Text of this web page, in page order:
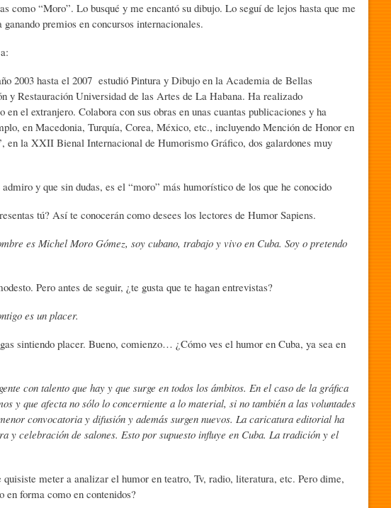
como “Moro”. Lo busqué y me encantó su dibujo. Lo seguí de lejos hasta que me
premios en concursos internacionales.
2003 hasta el 2007 estudió Pintura y Dibujo en la Academia de Bellas
y Restauración Universidad de las Artes de La Habana. Ha realizado
el extranjero. Colabora con sus obras en unas cuantas publicaciones y ha
en Macedonia, Turquía, Corea, México, etc., incluyendo Mención de Honor en
en la XXII Bienal Internacional de Humorismo Gráfico, dos galardones muy
y que sin dudas, es el “moro” más humorístico de los que he conocido
tú? Así te conocerán como desees los lectores de Humor Sapiens.
es Michel Moro Gómez, soy cubano, trabajo y vivo en Cuba. Soy o pretendo
Pero antes de seguir, ¿te gusta que te hagan entrevistas?
es un placer.
sintiendo placer. Bueno, comienzo… ¿Cómo ves el humor en Cuba, ya sea en
con talento que hay y que surge en todos los ámbitos. En el caso de la gráfica
y que afecta no sólo lo concerniente a lo material, si no también a las voluntades
convocatoria y difusión y además surgen nuevos. La caricatura editorial ha
y celebración de salones. Esto por supuesto influye en Cuba. La tradición y el
meter a analizar el humor en teatro, Tv, radio, literatura, etc. Pero dime,
en forma como en contenidos?